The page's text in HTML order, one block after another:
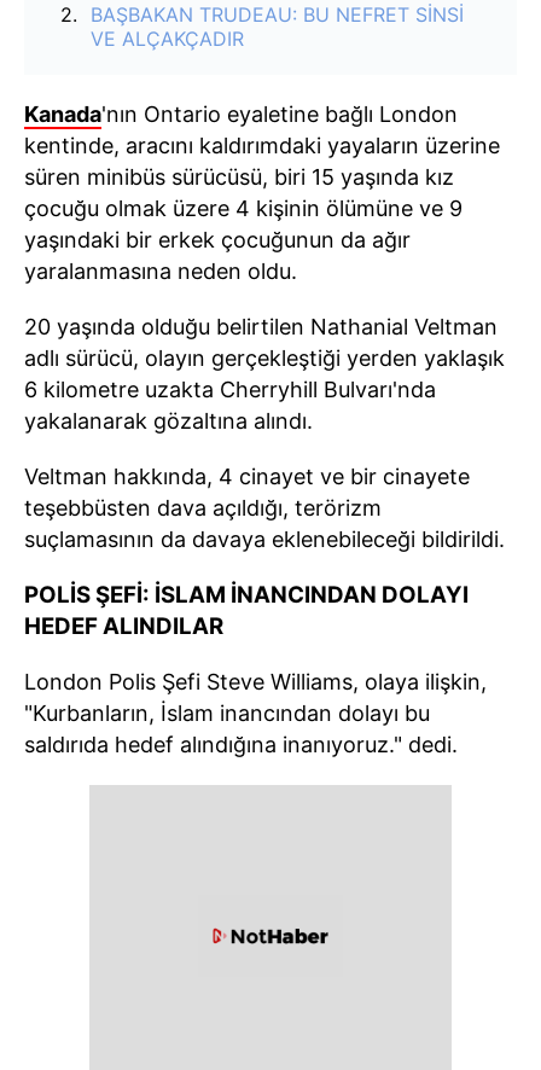
BAŞBAKAN TRUDEAU: BU NEFRET SİNSİ
VE ALÇAKÇADIR
Kanada'nın Ontario eyaletine bağlı London
kentinde, aracını kaldırımdaki yayaların üzerine
süren minibüs sürücüsü, biri 15 yaşında kız
çocuğu olmak üzere 4 kişinin ölümüne ve 9
yaşındaki bir erkek çocuğunun da ağır
yaralanmasına neden oldu.
20 yaşında olduğu belirtilen Nathanial Veltman
adlı sürücü, olayın gerçekleştiği yerden yaklaşık
6 kilometre uzakta Cherryhill Bulvarı'nda
yakalanarak gözaltına alındı.
Veltman hakkında, 4 cinayet ve bir cinayete
teşebbüsten dava açıldığı, terörizm
suçlamasının da davaya eklenebileceği bildirildi.
POLİS ŞEFİ: İSLAM İNANCINDAN DOLAYI
HEDEF ALINDILAR
London Polis Şefi Steve Williams, olaya ilişkin,
"Kurbanların, İslam inancından dolayı bu
saldırıda hedef alındığına inanıyoruz." dedi.